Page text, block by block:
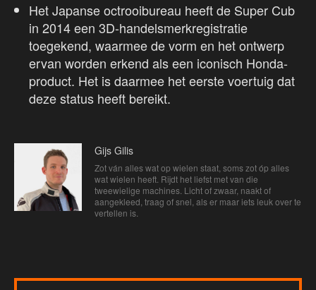
Het Japanse octrooibureau heeft de Super Cub
in 2014 een 3D-handelsmerkregistratie
toegekend, waarmee de vorm en het ontwerp
ervan worden erkend als een iconisch Honda-
product. Het is daarmee het eerste voertuig dat
deze status heeft bereikt.
Gijs Gilis
Zot ván alles wat op wielen staat, soms zot óp alles
wat wielen heeft. Rijdt het liefst met van die
tweewielige machines. Licht of zwaar, naakt of
aangekleed, traag of snel, als er maar iets leuk over te
vertellen is.